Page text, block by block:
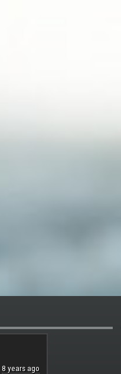
8 years ago